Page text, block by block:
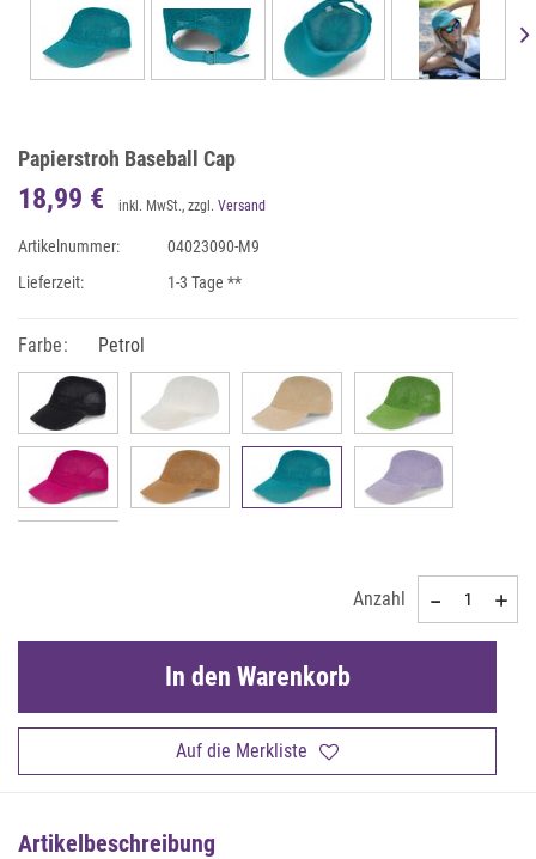
Papierstroh Baseball Cap
18,99 € inkl. MwSt., zzgl. Versand
Artikelnummer:
04023090-M9
Lieferzeit:
1-3 Tage **
Farbe: Petrol
Anzahl
Auf die Merkliste
In den Warenkorb
Artikelbeschreibung